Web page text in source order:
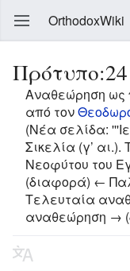
OrthodoxWiki
Πρότυπο:24
Αναθεώρηση ως
από τον
(Νέα σελίδα:
Σικελία (γ’
Νεοφύτου του
(διαφορά) ←
Τελευταία
αναθεώρηση →